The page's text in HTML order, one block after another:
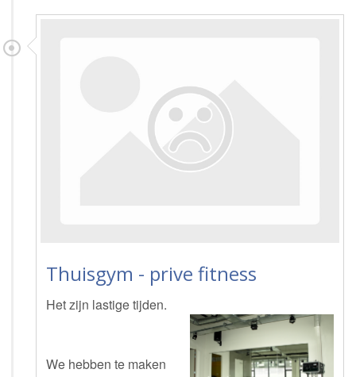
Thuisgym - prive fitness
Het zijn lastige tijden.
We hebben te maken